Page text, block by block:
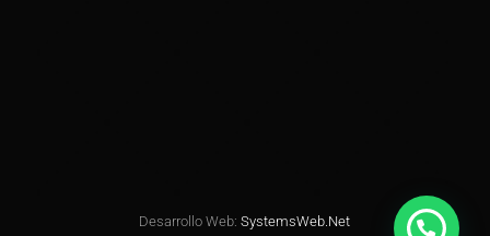
Desarrollo Web: SystemsWeb.Net